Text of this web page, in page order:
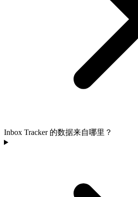
Inbox Tracker 的数据来自哪里？